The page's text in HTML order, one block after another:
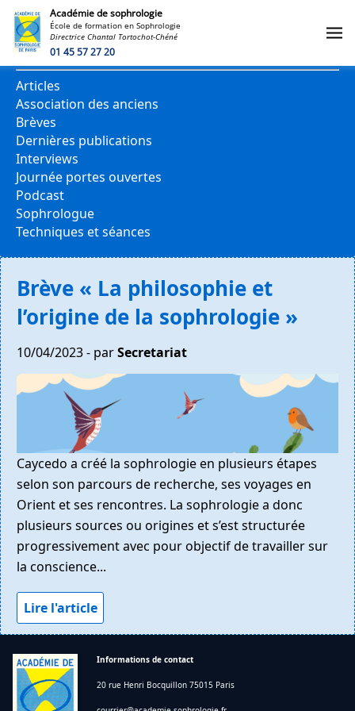
Académie de sophrologie
École de formation en Sophrologie
Directrice Chantal Tortochot-Chéné
01 45 57 27 20
Brève « La philosophie et
l’origine de la sophrologie »
10/04/2023 - parSecretariat
Caycedo a créé la sophrologie en plusieurs étapes
selon son parcours de recherche, ses voyages en
Orient et ses rencontres. La sophrologie a donc
plusieurs sources ou origines et s’est structurée
progressivement avec pour objectif de travailler sur
la conscience...
Lire l'article
CATÉGORIES
Articles
Association des anciens
Brèves
Dernières publications
Interviews
Journée portes ouvertes
Podcast
Sophrologue
Techniques et séances
Informations de contact
20 rue Henri Bocquillon 75015 Paris